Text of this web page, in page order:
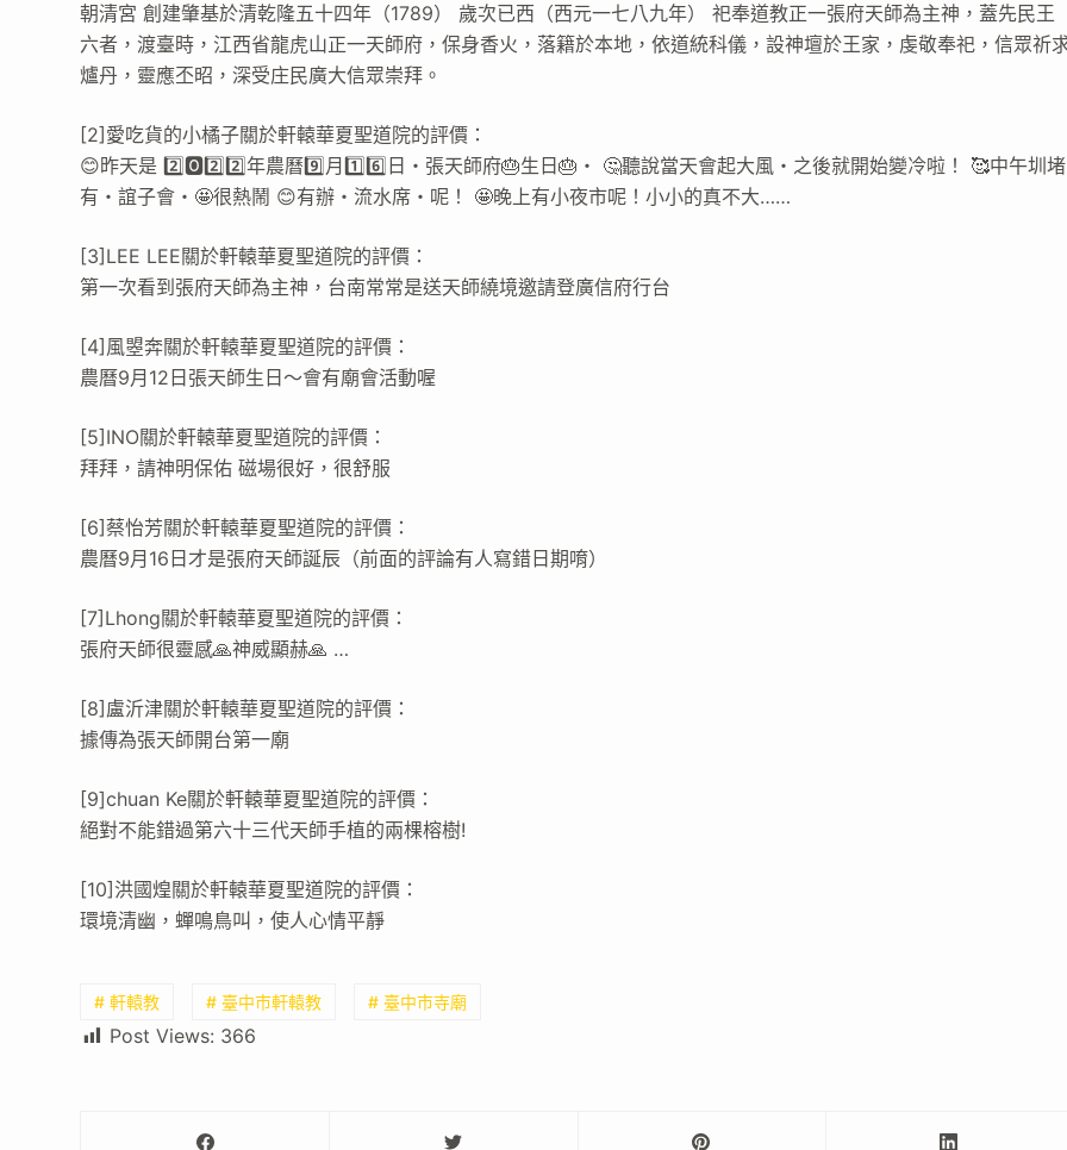
朝清宮 創建肇基於清乾隆五十四年（1789） 歲次已西（西元一七八九年） 祀奉道教正一張府天師為主神，蓋先民王
六者，渡臺時，江西省龍虎山正一天師府，保身香火，落籍於本地，依道統科儀，設神壇於王家，虔敬奉祀，信眾祈
爐丹，靈應丕昭，深受庄民廣大信眾崇拜。
[2]愛吃貨的小橘子關於軒轅華夏聖道院的評價：
😊昨天是 2️⃣🅾️2️⃣2️⃣年農曆9️⃣月1️⃣6️⃣日・張天師府🎂生日🎂・ 🤔聽說當天會起大風・之後就開始變冷啦！ 🥰中午圳堵
有・誼子會・🤩很熱鬧 😊有辦・流水席・呢！ 🤩晚上有小夜市呢！小小的真不大……
[3]LEE LEE關於軒轅華夏聖道院的評價：
第一次看到張府天師為主神，台南常常是送天師繞境邀請登廣信府行台
[4]風曌奔關於軒轅華夏聖道院的評價：
農曆9月12日張天師生日～會有廟會活動喔
[5]INO關於軒轅華夏聖道院的評價：
拜拜，請神明保佑 磁場很好，很舒服
[6]蔡怡芳關於軒轅華夏聖道院的評價：
農曆9月16日才是張府天師誕辰（前面的評論有人寫錯日期唷）
[7]Lhong關於軒轅華夏聖道院的評價：
張府天師很靈感🙏神威顯赫🙏 …
[8]盧沂津關於軒轅華夏聖道院的評價：
據傳為張天師開台第一廟
[9]chuan Ke關於軒轅華夏聖道院的評價：
絕對不能錯過第六十三代天師手植的兩棵榕樹!
[10]洪國煌關於軒轅華夏聖道院的評價：
環境清幽，蟬鳴鳥叫，使人心情平靜
# 軒轅教 # 臺中市軒轅教 # 臺中市寺廟
Post Views: 366